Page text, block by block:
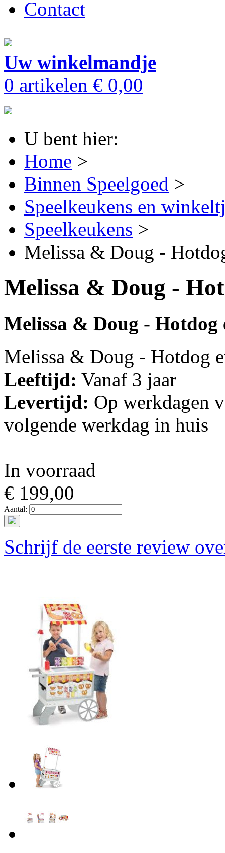
Contact
Uw winkelmandje
0 artikelen € 0,00
U bent hier:
Home >
Binnen Speelgoed >
Speelkeukens en
Speelkeukens >
Melissa & Doug -
Melissa & Doug -
Melissa & Doug - Hotdog
Melissa & Doug - Hotdog
Leeftijd: Vanaf 3 jaar
Levertijd: Op werkdagen
volgende werkdag in huis
In voorraad
€ 199,00
Aantal:
Schrijf de eerste review